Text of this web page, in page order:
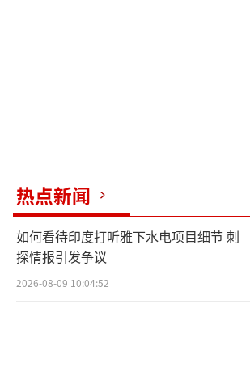
热点新闻
如何看待印度打听雅下水电项目细节 刺
探情报引发争议
2026-08-09 10:04:52